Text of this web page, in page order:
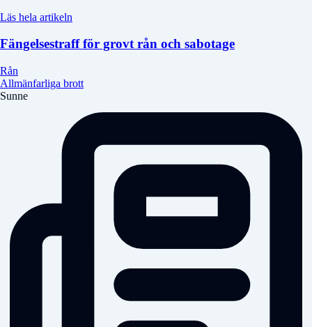
Läs hela artikeln
Fängelsestraff för grovt rån och sabotage
Rån
Allmänfarliga brott
Sunne